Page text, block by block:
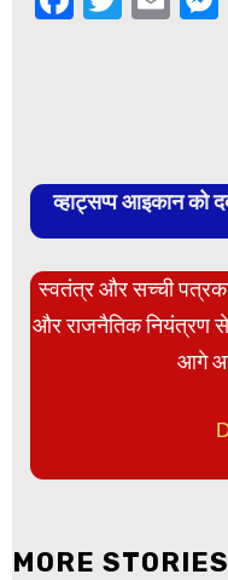
व्हाट्सप्प आइकान को
स्वतंत्र और सच्ची
और राजनैतिक नियंत्रण
आगे
MORE STORIES